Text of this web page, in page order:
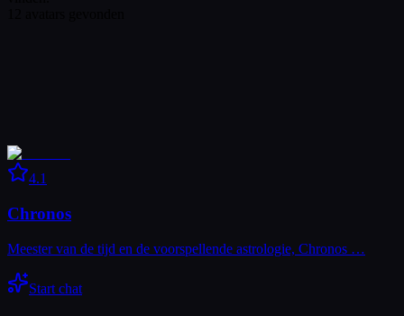
4.1
Chronos
Meester van de tijd en de voorspellende astrologie, Chronos …
Start chat